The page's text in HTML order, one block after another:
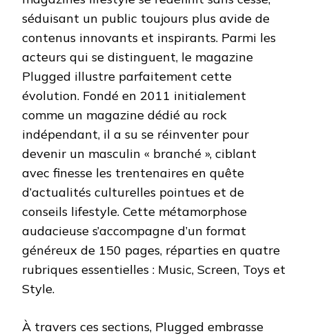
séduisant un public toujours plus avide de
contenus innovants et inspirants. Parmi les
acteurs qui se distinguent, le magazine
Plugged illustre parfaitement cette
évolution. Fondé en 2011 initialement
comme un magazine dédié au rock
indépendant, il a su se réinventer pour
devenir un masculin « branché », ciblant
avec finesse les trentenaires en quête
d’actualités culturelles pointues et de
conseils lifestyle. Cette métamorphose
audacieuse s’accompagne d’un format
généreux de 150 pages, réparties en quatre
rubriques essentielles : Music, Screen, Toys et
Style.
À travers ces sections, Plugged embrasse